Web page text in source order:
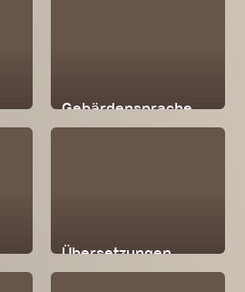
Gebärdensprache
Übersetzungen